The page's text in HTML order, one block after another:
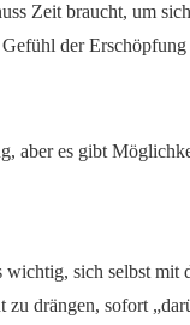
Zeit braucht, um
der
aber es gibt
sich selbst
drängen, sofort